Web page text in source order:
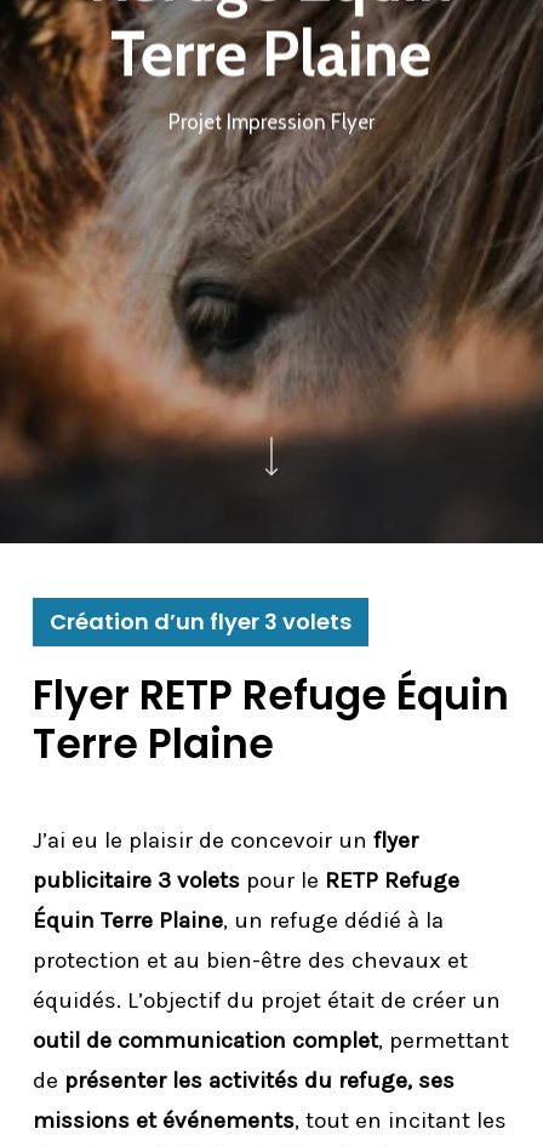
Terre Plaine
Projet Impression Flyer
Création d’un flyer 3 volets
Flyer RETP Refuge Équin
Terre Plaine
J’ai eu le plaisir de concevoir un flyer
publicitaire 3 voletspour le RETP Refuge
Équin Terre Plaine, un refuge dédié à la
protection et au bien-être des chevaux et
équidés. L’objectif du projet était de créer un
outil de communication complet, permettant
de présenter les activités du refuge, ses
missions et événements, tout en incitant les